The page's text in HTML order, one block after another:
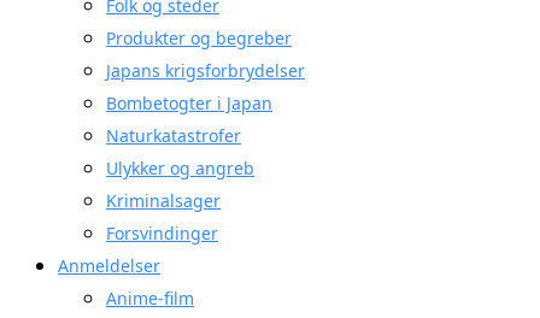
Folk og steder
Produkter og begreber
Japans krigsforbrydelser
Bombetogter i Japan
Naturkatastrofer
Ulykker og angreb
Kriminalsager
Forsvindinger
Anmeldelser
Anime-film